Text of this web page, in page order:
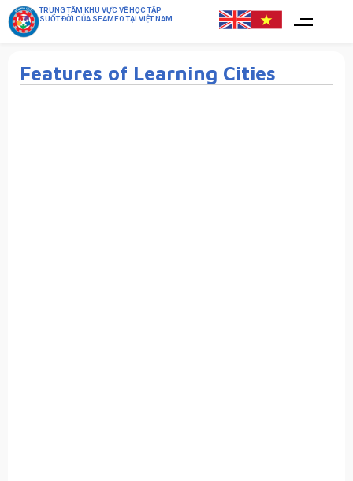
TRUNG TÂM KHU VỰC VỀ HỌC TẬP
SUỐT ĐỜI CỦA SEAMEO TẠI VIỆT NAM
Features of Learning Cities